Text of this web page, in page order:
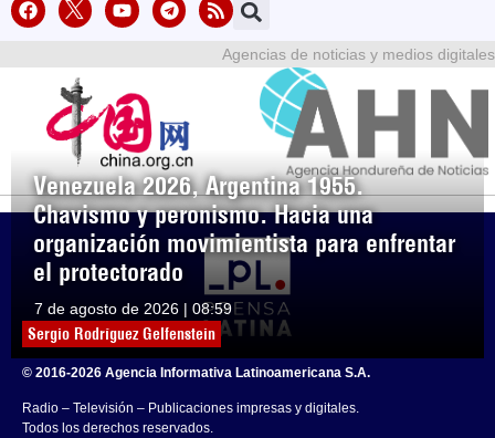
Venezuela 2026, Argentina 1955.
Chavismo y peronismo. Hacia una
organización movimientista para enfrentar
el protectorado
7 de agosto de 2026 | 08:59
Sergio Rodríguez Gelfenstein
Agencias de noticias y medios digitales
© 2016-2026 Agencia Informativa Latinoamericana S.A.
Radio – Televisión – Publicaciones impresas y digitales.
Todos los derechos reservados.